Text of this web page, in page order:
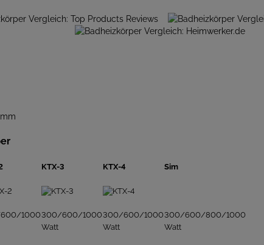
KTX-3 KTX-4 Sim
1000300/600/1000
Watt
300/600/1000
Watt
300/600/800/1000
Watt